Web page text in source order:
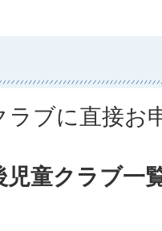
ラブに直接お
児童クラブ一